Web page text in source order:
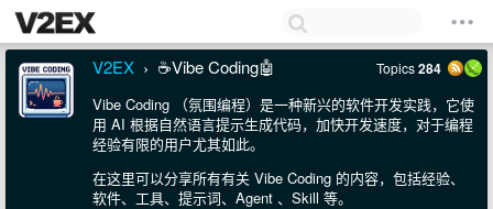
V2EX › ☕Vibe Coding🤖 Topics284
Vibe Coding （氛围编程）是一种新兴的软件开发实践，它使
用 AI 根据自然语言提示生成代码，加快开发速度，对于编程
经验有限的用户尤其如此。
在这里可以分享所有有关 Vibe Coding 的内容，包括经验、
软件、工具、提示词、Agent 、Skill 等。